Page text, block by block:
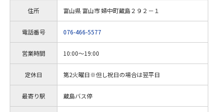
住所 富山県 富山市 婦中町蔵島２９２－１
電話番号 076-466-5577
営業時間 10:00～19:00
定休日 第2火曜日※但し祝日の場合は翌平日
最寄り駅 蔵島バス停